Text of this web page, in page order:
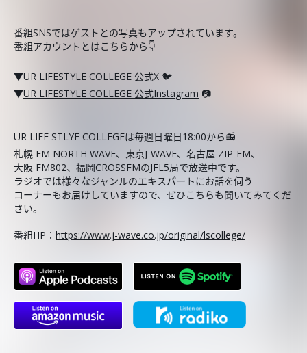
番組SNSではゲストとの写真もアップされています。
番組アカウントとはこちらから👇
▼UR LIFESTYLE COLLEGE 公式X 🐦
▼UR LIFESTYLE COLLEGE 公式Instagram 📷
UR LIFE STLYE COLLEGEは毎週日曜日18:00から📻
札幌 FM NORTH WAVE、東京J-WAVE、名古屋 ZIP-FM、
大阪 FM802、福岡CROSSFMのJFL5局で放送中です。
ラジオでは様々なジャンルのエキスパートにお話を伺う
コーナーもお届けしていますので、ぜひこちらも聞いてみてくだ
さい。
番組HP： https://www.j-wave.co.jp/original/lscollege/